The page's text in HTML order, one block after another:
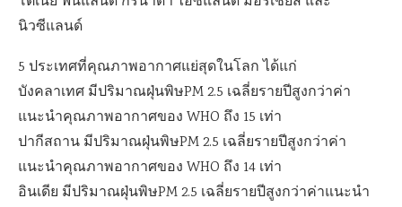
นิวซีแลนด์
5 ประเทศที่คุณภาพอากาศแย่สุดในโลก ได้แก่
บังคลาเทศ มีปริมาณฝุ่นพิษPM 2.5 เฉลี่ยรายปีสูงกว่าค่า
แนะนำคุณภาพอากาศของ WHO ถึง 15 เท่า
ปากีสถาน มีปริมาณฝุ่นพิษPM 2.5 เฉลี่ยรายปีสูงกว่าค่า
แนะนำคุณภาพอากาศของ WHO ถึง 14 เท่า
อินเดีย มีปริมาณฝุ่นพิษPM 2.5 เฉลี่ยรายปีสูงกว่าค่าแนะนำ